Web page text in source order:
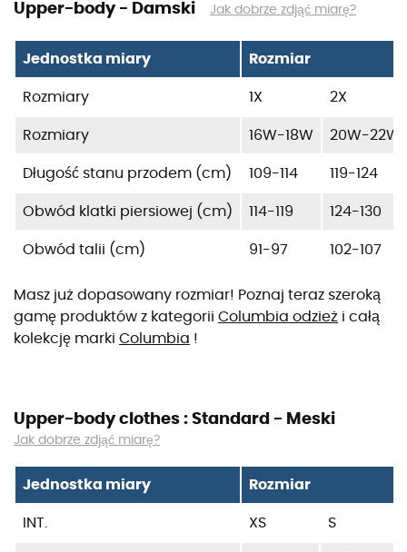
Upper-body - Damski Jak dobrze zdjąć miarę?
Jednostka miary Rozmiar
Rozmiary 1X 2X
Rozmiary 16W-18W 20W-22W
Długość stanu przodem (cm) 109-114 119-124
Obwód klatki piersiowej (cm) 114-119 124-130
Obwód talii (cm) 91-97 102-107
Masz już dopasowany rozmiar! Poznaj teraz szeroką
gamę produktów z kategorii Columbia odzież i całą
kolekcję marki Columbia !
Upper-body clothes : Standard - Meski
Jak dobrze zdjąć miarę?
Jednostka miary Rozmiar
INT. XS S